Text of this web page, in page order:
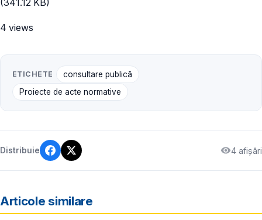
(341.12 KB)
4 views
ETICHETE
consultare publică
Proiecte de acte normative
Distribuie 4 afișări
Articole similare